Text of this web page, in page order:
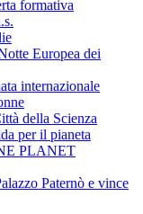
formativa
Europea dei
internazionale
della Scienza
per il pianeta
PLANET
Paternò e vince